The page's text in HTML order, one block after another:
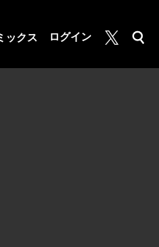
ックス ログイン
月マガ基地
検索